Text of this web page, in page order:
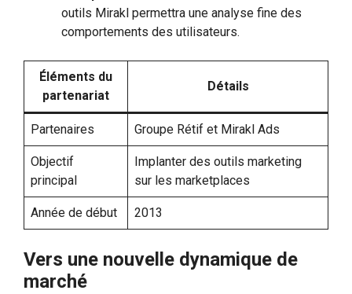
outils Mirakl permettra une analyse fine des
comportements des utilisateurs.
Éléments du
partenariat
Détails
Partenaires Groupe Rétif et Mirakl Ads
Objectif
principal
Implanter des outils marketing
sur les marketplaces
Année de début 2013
Vers une nouvelle dynamique de
marché